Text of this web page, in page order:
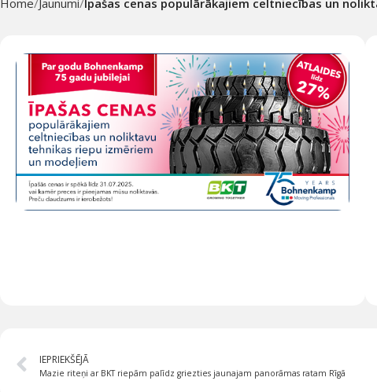
Home Jaunumi Īpašas cenas populārākajiem celtniecības un
IEPRIEKŠĒJĀ
Mazie riteņi ar BKT riepām palīdz griezties jaunajam panorāmas ratam Rīgā